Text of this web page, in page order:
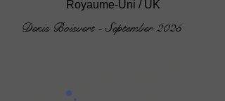
Royaume-Uni / UK
Denis Boisvert - September 2025